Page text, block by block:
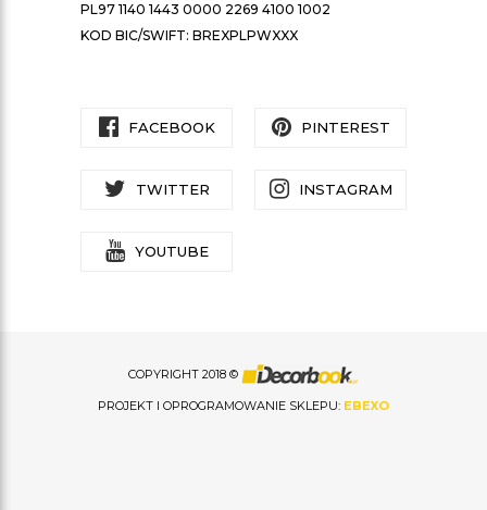
PL97 1140 1443 0000 2269 4100 1002
KOD BIC/SWIFT: BREXPLPWXXX
FACEBOOK PINTEREST
TWITTER INSTAGRAM
YOUTUBE
COPYRIGHT 2018 ©
PROJEKT I OPROGRAMOWANIE SKLEPU: EBEXO